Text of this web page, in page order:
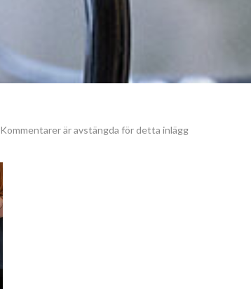
Kommentarer är avstängda för detta inlägg